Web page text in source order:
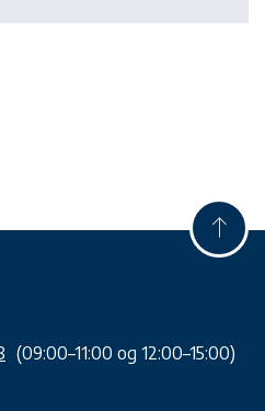
(09:00–11:00 og 12:00–15:00)